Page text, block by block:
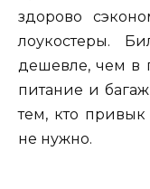
здорово
лоукостеры.
дешевле, чем в
питание и
тем, кто привык
не нужно.